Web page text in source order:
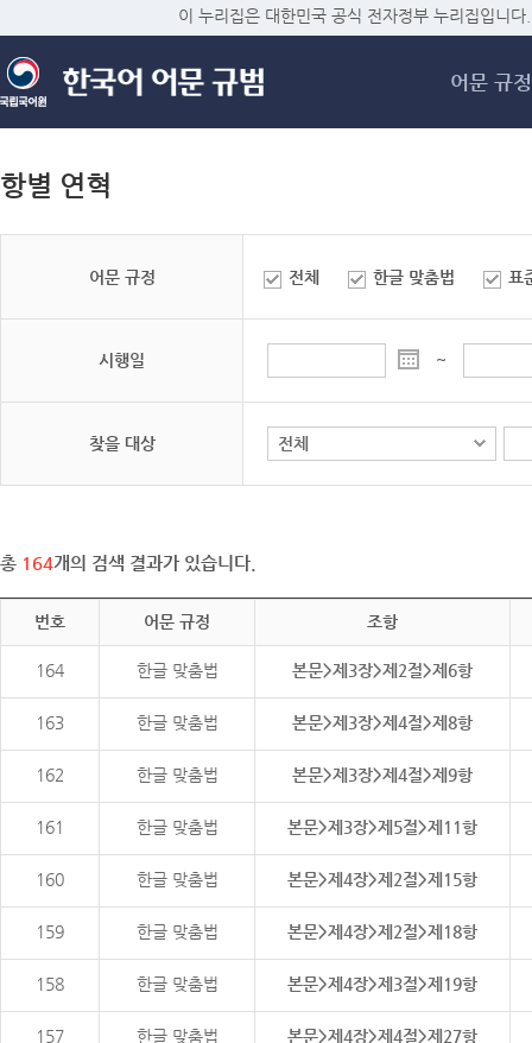
메
이 누리집은 대한민국 공식 전자정부 누리집입니다.
어문 규정
항별 연혁
어문 규정 전체 한글 맞춤법 표
시행일 ~
찾을 대상
총 164개의 검색 결과가 있습니다.
번호 어문 규정 조항
164 한글 맞춤법 본문>제3장>제2절>제6항
163 한글 맞춤법 본문>제3장>제4절>제8항
162 한글 맞춤법 본문>제3장>제4절>제9항
161 한글 맞춤법 본문>제3장>제5절>제11항
160 한글 맞춤법 본문>제4장>제2절>제15항
159 한글 맞춤법 본문>제4장>제2절>제18항
158 한글 맞춤법 본문>제4장>제3절>제19항
157 한글 맞춤법 본문>제4장>제4절>제27항